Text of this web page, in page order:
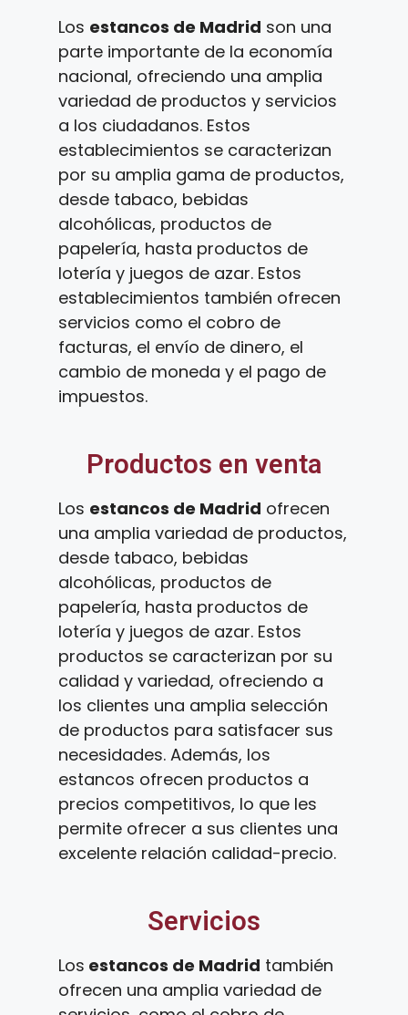
Los estancos de Madrid son una
parte importante de la economía
nacional, ofreciendo una amplia
variedad de productos y servicios
a los ciudadanos. Estos
establecimientos se caracterizan
por su amplia gama de productos,
desde tabaco, bebidas
alcohólicas, productos de
papelería, hasta productos de
lotería y juegos de azar. Estos
establecimientos también ofrecen
servicios como el cobro de
facturas, el envío de dinero, el
cambio de moneda y el pago de
impuestos.
Productos en venta
Los estancos de Madrid ofrecen
una amplia variedad de productos,
desde tabaco, bebidas
alcohólicas, productos de
papelería, hasta productos de
lotería y juegos de azar. Estos
productos se caracterizan por su
calidad y variedad, ofreciendo a
los clientes una amplia selección
de productos para satisfacer sus
necesidades. Además, los
estancos ofrecen productos a
precios competitivos, lo que les
permite ofrecer a sus clientes una
excelente relación calidad-precio.
Servicios
Los estancos de Madrid también
ofrecen una amplia variedad de